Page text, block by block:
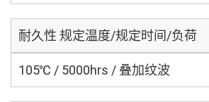
耐久性 规定温度/规定时间/负荷
105℃ / 5000hrs / 叠加纹波